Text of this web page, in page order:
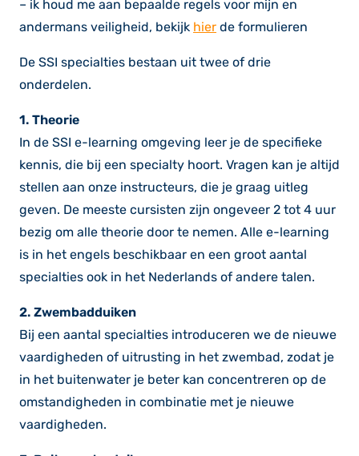
– ik houd me aan bepaalde regels voor mijn en
andermans veiligheid, bekijk hier de formulieren
De SSI specialties bestaan uit twee of drie
onderdelen.
1. Theorie
In de SSI e-learning omgeving leer je de specifieke
kennis, die bij een specialty hoort. Vragen kan je altijd
stellen aan onze instructeurs, die je graag uitleg
geven. De meeste cursisten zijn ongeveer 2 tot 4 uur
bezig om alle theorie door te nemen. Alle e-learning
is in het engels beschikbaar en een groot aantal
specialties ook in het Nederlands of andere talen.
2. Zwembadduiken
Bij een aantal specialties introduceren we de nieuwe
vaardigheden of uitrusting in het zwembad, zodat je
in het buitenwater je beter kan concentreren op de
omstandigheden in combinatie met je nieuwe
vaardigheden.